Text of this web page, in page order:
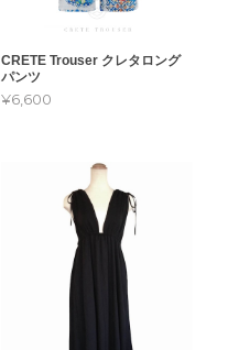
CRETE Trouser クレタロング
パンツ
¥6,600